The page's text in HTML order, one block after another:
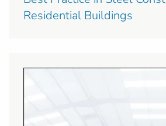
Residential Buildings